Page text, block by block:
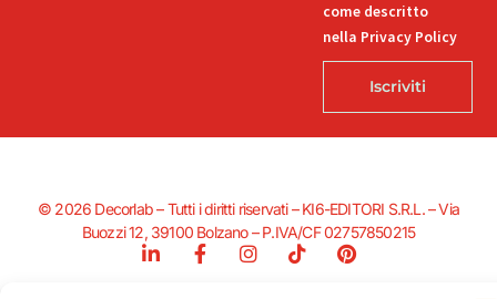
come descritto
nella Privacy Policy
Iscriviti
© 2026 Decorlab – Tutti i diritti riservati – KI6-EDITORI S.R.L. – Via
Buozzi 12, 39100 Bolzano – P.IVA/CF 02757850215
L
F
a
I
T
P